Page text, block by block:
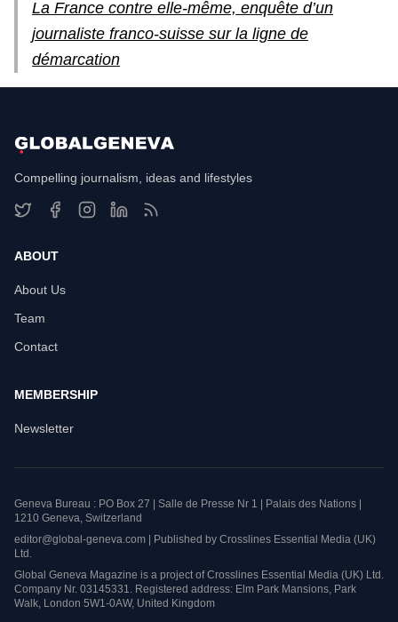
La France contre elle-même, enquête d’un
journaliste franco-suisse sur la ligne de
démarcation
Compelling journalism, ideas and lifestyles
ABOUT
About Us
Team
Contact
MEMBERSHIP
Newsletter
Geneva Bureau : PO Box 27 | Salle de Presse Nr 1 | Palais des Nations |
1210 Geneva, Switzerland
editor@global-geneva.com | Published by Crosslines Essential Media (UK)
Ltd.
Global Geneva Magazine is a project of Crosslines Essential Media (UK) Ltd.
Company Nr. 03145331. Registered address: Elm Park Mansions, Park
Walk, London 5W1-0AW, United Kingdom